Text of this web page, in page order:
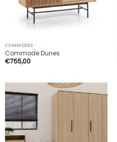
COMMODES
Commode Dunes
€755,00